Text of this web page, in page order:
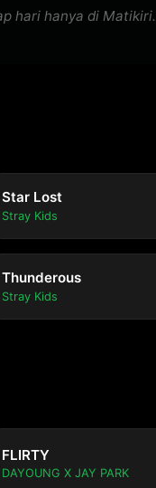
hari hanya di Matikiri.
Star Lost
Stray Kids
Thunderous
Stray Kids
FLIRTY
DAYOUNG X JAY PARK